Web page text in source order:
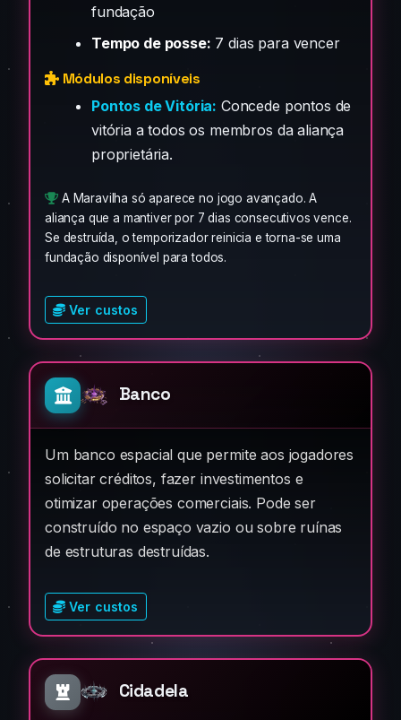
fundação
Tempo de posse: 7 dias para vencer
Módulos disponíveis
Pontos de Vitória: Concede pontos de
vitória a todos os membros da aliança
proprietária.
A Maravilha só aparece no jogo avançado. A
aliança que a mantiver por 7 dias consecutivos vence.
Se destruída, o temporizador reinicia e torna-se uma
fundação disponível para todos.
Ver custos
Banco
Um banco espacial que permite aos jogadores
solicitar créditos, fazer investimentos e
otimizar operações comerciais. Pode ser
construído no espaço vazio ou sobre ruínas
de estruturas destruídas.
Ver custos
Cidadela